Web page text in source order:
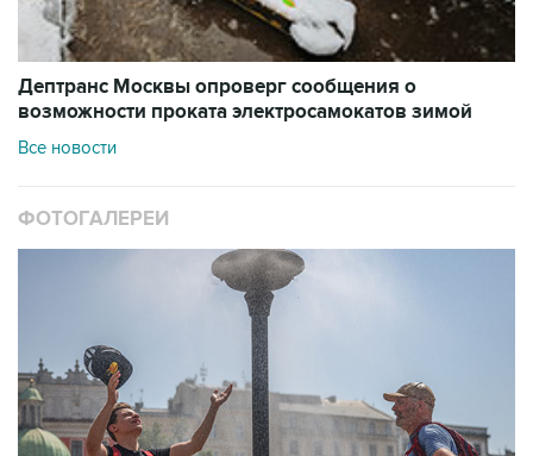
Дептранс Москвы опроверг сообщения о
возможности проката электросамокатов зимой
Все новости
ФОТОГАЛЕРЕИ